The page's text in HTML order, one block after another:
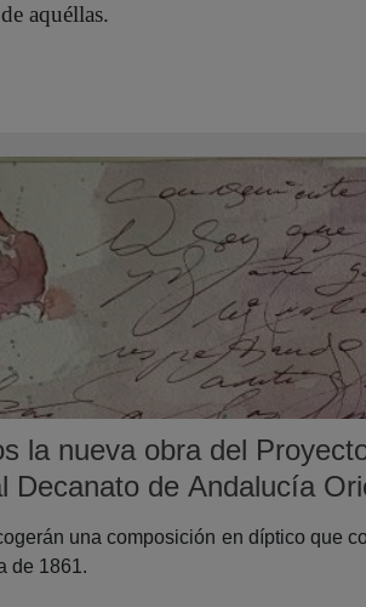
aquéllas.
la nueva obra del
Decanato de Andalucía
una composición en díptico que
de 1861.